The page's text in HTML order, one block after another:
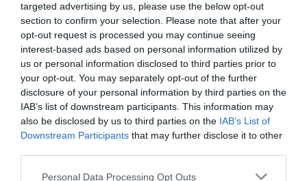
targeted advertising by us, please use the below opt-out
section to confirm your selection. Please note that after your
opt-out request is processed you may continue seeing
interest-based ads based on personal information utilized by
us or personal information disclosed to third parties prior to
your opt-out. You may separately opt-out of the further
disclosure of your personal information by third parties on the
IAB’s list of downstream participants. This information may
also be disclosed by us to third parties on the IAB’s List of
Downstream Participants that may further disclose it to other
Personal Data Processing Opt Outs
Ακολουθήστε το Culturenow.gr στοGoogle News
μάθετε πρώτοι όλες τις ειδήσεις
Δείτε όλα τατελευταία νέαγια την Τέχνη και τον
Πολιτισμό στοCulturenow.gr
Νέοι Διαγωνισμοί❯